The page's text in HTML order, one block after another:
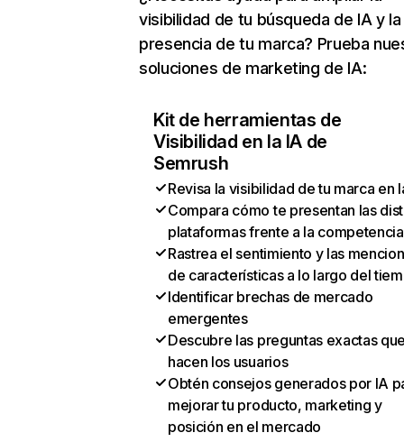
visibilidad de tu búsqueda de IA y la
presencia de tu marca? Prueba
soluciones de marketing de IA:
Kit de herramientas de
Visibilidad en la IA de
Semrush
Revisa la visibilidad de tu marca en
Compara cómo te presentan las
plataformas frente a la competencia
Rastrea el sentimiento y las
de características a lo largo del
Identificar brechas de mercado
emergentes
Descubre las preguntas exactas
hacen los usuarios
Obtén consejos generados por IA
mejorar tu producto, marketing y
posición en el mercado